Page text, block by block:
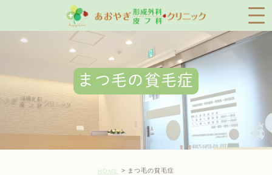
まつ毛の貧毛症
HOME まつ毛の貧毛症